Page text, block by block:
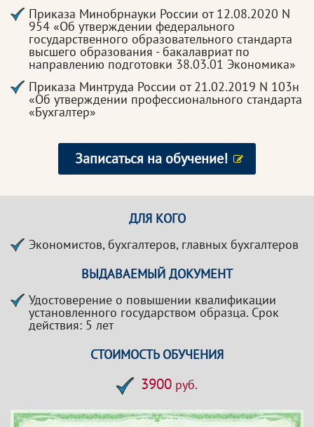
Приказа Минобрнауки России от 12.08.2020 N
954 «Об утверждении федерального
государственного образовательного стандарта
высшего образования - бакалавриат по
направлению подготовки 38.03.01 Экономика»
Приказа Минтруда России от 21.02.2019 N 103н
«Об утверждении профессионального стандарта
«Бухгалтер»
Записаться на обучение!
ДЛЯ КОГО
Экономистов, бухгалтеров, главных бухгалтеров
ВЫДАВАЕМЫЙ ДОКУМЕНТ
Удостоверение о повышении квалификации
установленного государством образца. Срок
действия: 5 лет
СТОИМОСТЬ ОБУЧЕНИЯ
3900 руб.